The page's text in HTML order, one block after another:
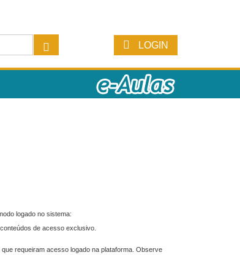
LOGIN
logado no sistema:
de acesso exclusivo.
requeiram acesso logado na plataforma. Observe